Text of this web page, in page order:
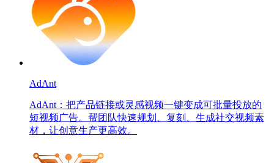
AdAnt
AdAnt：把产品链接或灵感视频一键变成可批量投放的
短视频广告。帮团队快速规划、复刻、生成社交视频素
材，让创意生产更高效。